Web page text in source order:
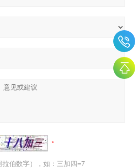
伯数字），如：三加四=7